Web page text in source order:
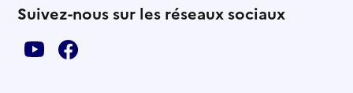
Suivez-nous sur les réseaux sociaux